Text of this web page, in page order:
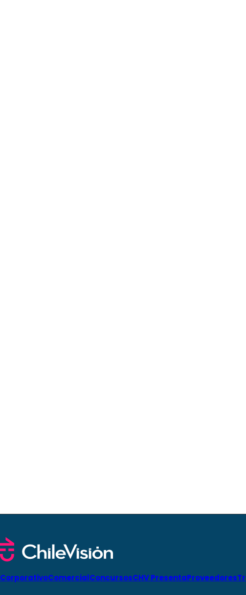
CorporativoComercialConcursosCHV PresentaProveedores